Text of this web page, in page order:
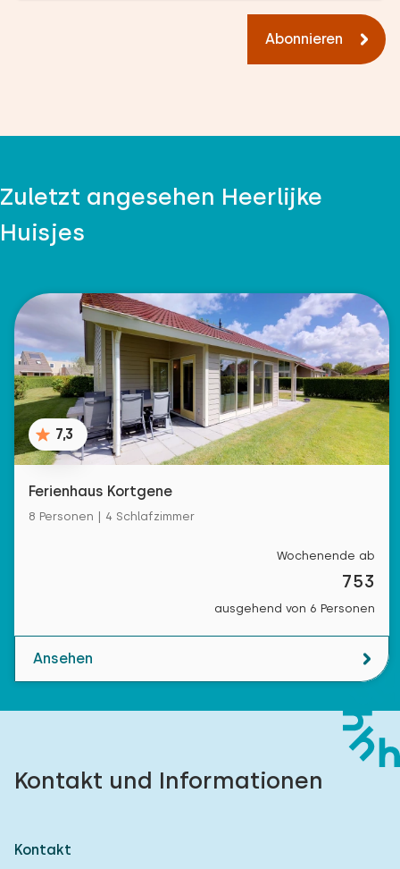
Abonnieren
Zuletzt angesehen Heerlijke
Huisjes
7,3
Ferienhaus Kortgene
8 Personen | 4 Schlafzimmer
Wochenende ab
753
ausgehend von 6 Personen
Ansehen
Kontakt und Informationen
Kontakt